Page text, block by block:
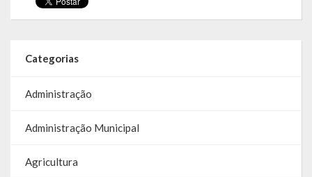
A História da Comunidade Evangélica de Linha Glória
Calendário de Eventos
Categorias
Administração
Administração Municipal
Agricultura